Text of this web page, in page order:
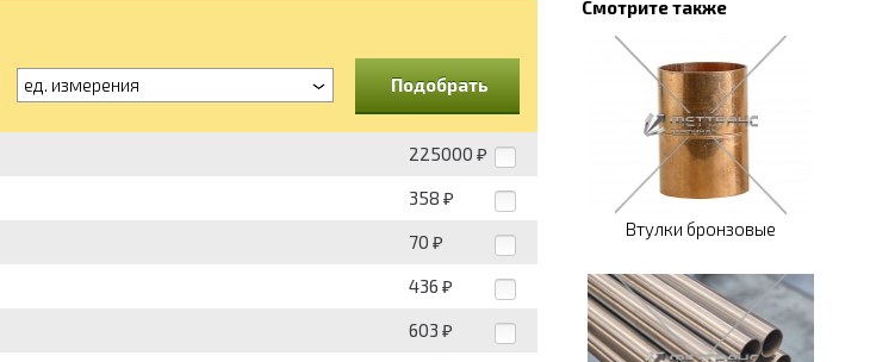
ед. измерения Подобрать
225000 ₽
358 ₽
70 ₽
436 ₽
603 ₽
Смотрите также
Втулки бронзовые